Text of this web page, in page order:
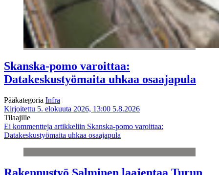
Skanska-pomo varoittaa:
Datakeskustyömaita uhkaa osaajapula
Pääkategoria Infra
Kirjoitettu 5. elokuuta 2026, 13:00 5.8.2026
Tilaajille
Ei kommentteja artikkeliin Skanska-pomo varoittaa:
Datakeskustyömaita uhkaa osaajapula